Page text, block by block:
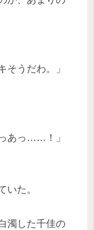
うだわ。」
あっ……！」
いた。
濁した千佳の